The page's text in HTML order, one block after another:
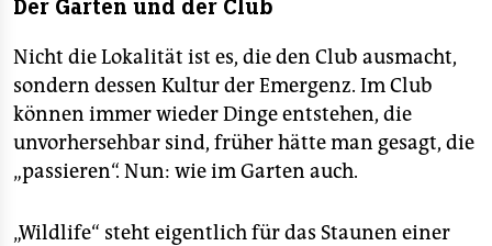
Der Garten und der Club
Nicht die Lokalität ist es, die den Club ausmacht,
sondern dessen Kultur der Emergenz. Im Club
können immer wieder Dinge entstehen, die
unvorhersehbar sind, früher hätte man gesagt, die
„passieren“. Nun: wie im Garten auch.
„Wildlife“ steht eigentlich für das Staunen einer